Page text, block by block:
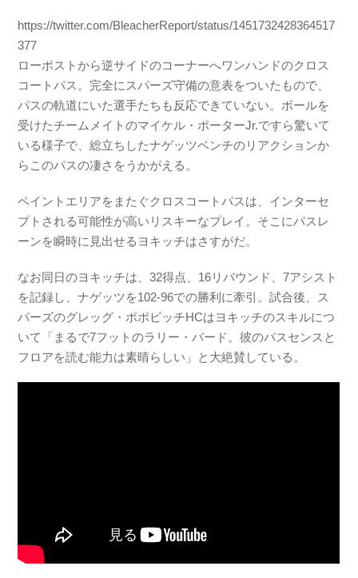
https://twitter.com/BleacherReport/status/1451732428364517
377
ローポストから逆サイドのコーナーへワンハンドのクロス
コートパス。完全にスパーズ守備の意表をついたもので、
パスの軌道にいた選手たちも反応できていない。ボールを
受けたチームメイトのマイケル・ポーターJr.ですら驚いて
いる様子で、総立ちしたナゲッツベンチのリアクションか
らこのパスの凄さをうかがえる。
ペイントエリアをまたぐクロスコートパスは、インターセ
プトされる可能性が高いリスキーなプレイ。そこにパスレ
ーンを瞬時に見出せるヨキッチはさすがだ。
なお同日のヨキッチは、32得点、16リバウンド、7アシスト
を記録し、ナゲッツを102-96での勝利に牽引。試合後、ス
パーズのグレッグ・ポポビッチHCはヨキッチのスキルにつ
いて「まるで7フットのラリー・バード。彼のパスセンスと
フロアを読む能力は素晴らしい」と大絶賛している。